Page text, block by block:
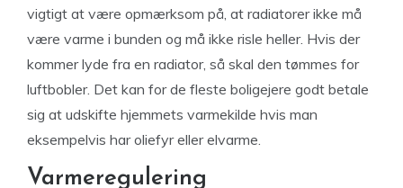
vigtigt at være opmærksom på, at radiatorer ikke må
være varme i bunden og må ikke risle heller. Hvis der
kommer lyde fra en radiator, så skal den tømmes for
luftbobler. Det kan for de fleste boligejere godt betale
sig at udskifte hjemmets varmekilde hvis man
eksempelvis har oliefyr eller elvarme.
Varmeregulering